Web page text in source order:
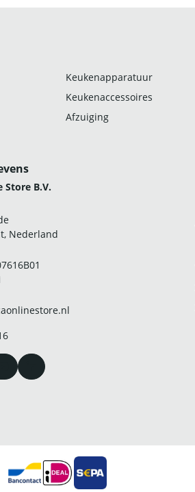
Keukenapparatuur
Keukenaccessoires
Afzuiging
Store B.V.
Nederland